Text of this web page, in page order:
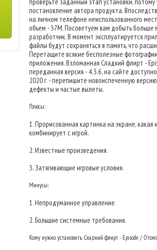
постановление автора продукта.
на личном телефоне неиспользованного
объем - 37M. Посоветуем вам добыть больше
разработчик. В момент эксплуатируется
файлы будут сохраняться в память, что
Перетащите всякие бесполезные
приложения. Взломанная Сладкий флирт -
переданная версия - 4.3.6, на сайте
2020 г. - перепишите новоиспеченную
дефекты и частые вылеты.
Плюсы:
1. Прорисованная картинка на экране,
комбинирует с игрой.
2. Известные произведения.
3. Затягивающие игровые условия.
Минусы:
1. Непродуманное управление.
2. Большие системные требования.
Кому нужно установить Сладкий флирт - Episode /